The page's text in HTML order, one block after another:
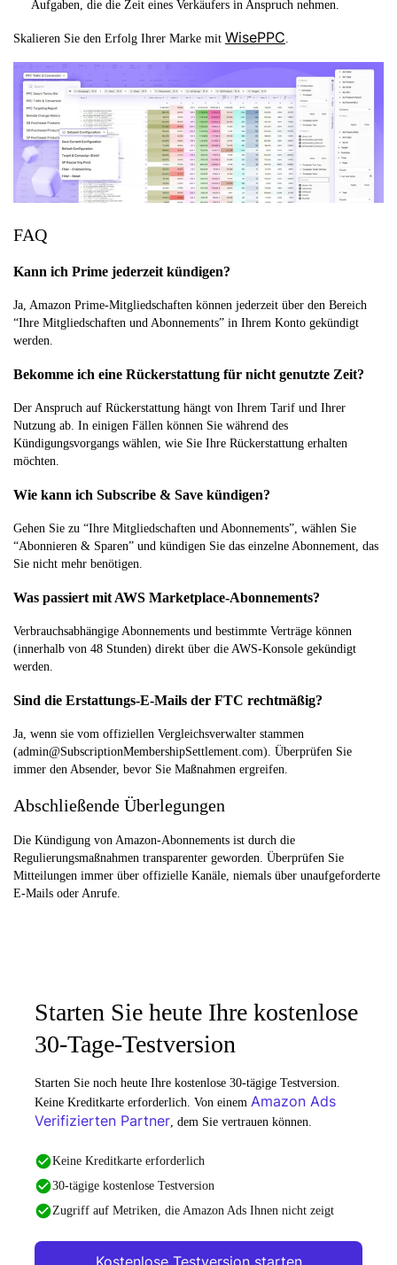
Aufgaben, die die Zeit eines Verkäufers in Anspruch nehmen.
Skalieren Sie den Erfolg Ihrer Marke mit WisePPC.
FAQ
Kann ich Prime jederzeit kündigen?
Ja, Amazon Prime-Mitgliedschaften können jederzeit über den Bereich
“Ihre Mitgliedschaften und Abonnements” in Ihrem Konto gekündigt
werden.
Bekomme ich eine Rückerstattung für nicht genutzte Zeit?
Der Anspruch auf Rückerstattung hängt von Ihrem Tarif und Ihrer
Nutzung ab. In einigen Fällen können Sie während des
Kündigungsvorgangs wählen, wie Sie Ihre Rückerstattung erhalten
möchten.
Wie kann ich Subscribe & Save kündigen?
Gehen Sie zu “Ihre Mitgliedschaften und Abonnements”, wählen Sie
“Abonnieren & Sparen” und kündigen Sie das einzelne Abonnement, das
Sie nicht mehr benötigen.
Was passiert mit AWS Marketplace-Abonnements?
Verbrauchsabhängige Abonnements und bestimmte Verträge können
(innerhalb von 48 Stunden) direkt über die AWS-Konsole gekündigt
werden.
Sind die Erstattungs-E-Mails der FTC rechtmäßig?
Ja, wenn sie vom offiziellen Vergleichsverwalter stammen
(admin@SubscriptionMembershipSettlement.com). Überprüfen Sie
immer den Absender, bevor Sie Maßnahmen ergreifen.
Abschließende Überlegungen
Die Kündigung von Amazon-Abonnements ist durch die
Regulierungsmaßnahmen transparenter geworden. Überprüfen Sie
Mitteilungen immer über offizielle Kanäle, niemals über unaufgeforderte
E-Mails oder Anrufe.
Starten Sie heute Ihre kostenlose
30-Tage-Testversion
Starten Sie noch heute Ihre kostenlose 30-tägige Testversion.
Keine Kreditkarte erforderlich. Von einem Amazon Ads
Verifizierten Partner , dem Sie vertrauen können.
Keine Kreditkarte erforderlich
30-tägige kostenlose Testversion
Zugriff auf Metriken, die Amazon Ads Ihnen nicht zeigt
Kostenlose Testversion starten